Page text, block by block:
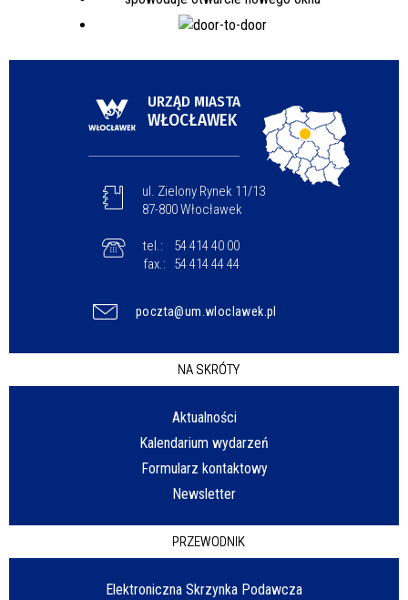
URZĄD MIASTA
WŁOCŁAWEK
ul. Zielony Rynek 11/13
87-800 Włocławek
tel.:
54 414 40 00
fax.:
54 414 44 44
poczta@um.wloclawek.pl
NA SKRÓTY
Aktualności
Kalendarium wydarzeń
Formularz kontaktowy
Newsletter
PRZEWODNIK
Elektroniczna Skrzynka Podawcza